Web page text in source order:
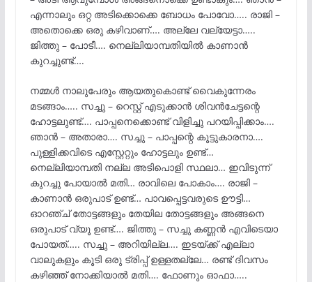
എന്നാലും ഒറ്റ അടിക്കൊക്കെ ബോധം പോവോ….. രാജി –
അതൊക്കെ ഒരു കഴിവാണ്…. അല്ലേ വല്യേട്ടാ…..
ജിത്തു – പോടീ…. നെല്ലിയാമ്പതിയിൽ കാണാൻ
കുറച്ചുണ്ട്….
നമ്മൾ നാലുപേരും ആയതുകൊണ്ട് വൈകുന്നേരം
മടങ്ങാം….. സച്ചു – റെസ്റ്റ് എടുക്കാൻ ശിവൻചേട്ടന്റെ
ഹോട്ടലുണ്ട്…. പാപ്പനെക്കൊണ്ട് വിളിച്ചു പറയിപ്പിക്കാം….
ഞാൻ – അതാരാ…. സച്ചു – പാപ്പന്റെ കൂട്ടുകാരനാ….
പുള്ളിക്കവിടെ എസ്റ്റേറ്റും ഹോട്ടലും ഉണ്ട്…
നെല്ലിയാമ്പതി നല്ല അടിപൊളി സ്ഥലാ… ഇവിടുന്ന്
കുറച്ചു പോയാൽ മതി… രാവിലെ പോകാം…. രാജി –
കാണാൻ ഒരുപാട് ഉണ്ട്… പാവപ്പെട്ടവരുടെ ഊട്ടി…
ഓറഞ്ച് തോട്ടങ്ങളും തേയില തോട്ടങ്ങളും അങ്ങനെ
ഒരുപാട് വ്യൂ ഉണ്ട്…. ജിത്തു – സച്ചു കണ്ണൻ എവിടെയാ
പോയത്….. സച്ചു – അറിയില്ല…. ഇടയ്ക്ക് എല്ലാ
വാലുകളും കൂടി ഒരു ട്രിപ്പ് ഉള്ളതല്ലേ… രണ്ട് ദിവസം
കഴിഞ്ഞ് നോക്കിയാൽ മതി…. ഫോണും ഓഫാ…..